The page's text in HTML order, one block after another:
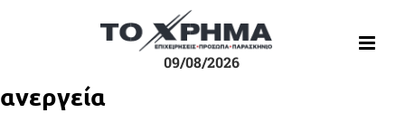
09/08/2026
ανεργεία